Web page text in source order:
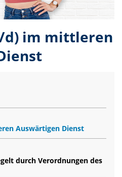
d) im mittleren
Auswärtigen Dienst
durch Verordnungen des